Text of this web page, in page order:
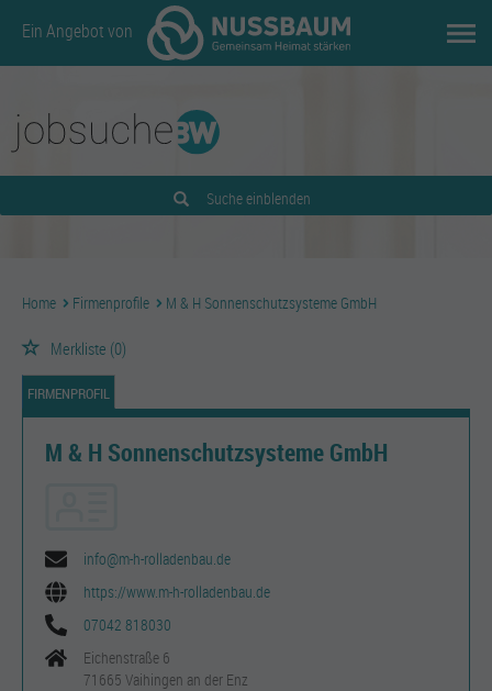
Ein Angebot von
Suche einblenden
Home Firmenprofile M & H Sonnenschutzsysteme GmbH
Merkliste (0)
FIRMENPROFIL
M & H Sonnenschutzsysteme GmbH
info@m-h-rolladenbau.de
https://www.m-h-rolladenbau.de
07042 818030
Eichenstraße 6
71665 Vaihingen an der Enz